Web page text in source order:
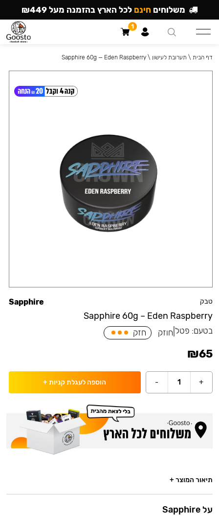
טבק
Sapphire 60g – Eden Raspberry
Sapphire
בטעם: פטל חוזק חזק
₪65
+
1
- הוספה לעגלת קניות +
דף הבית \ תערובת לעישון \
Sapphire 60g — Eden Raspberry
תיאור המוצר +
על Sapphire
משלוחים חינם לכל הארץ בהזמנה מעל ₪449
1